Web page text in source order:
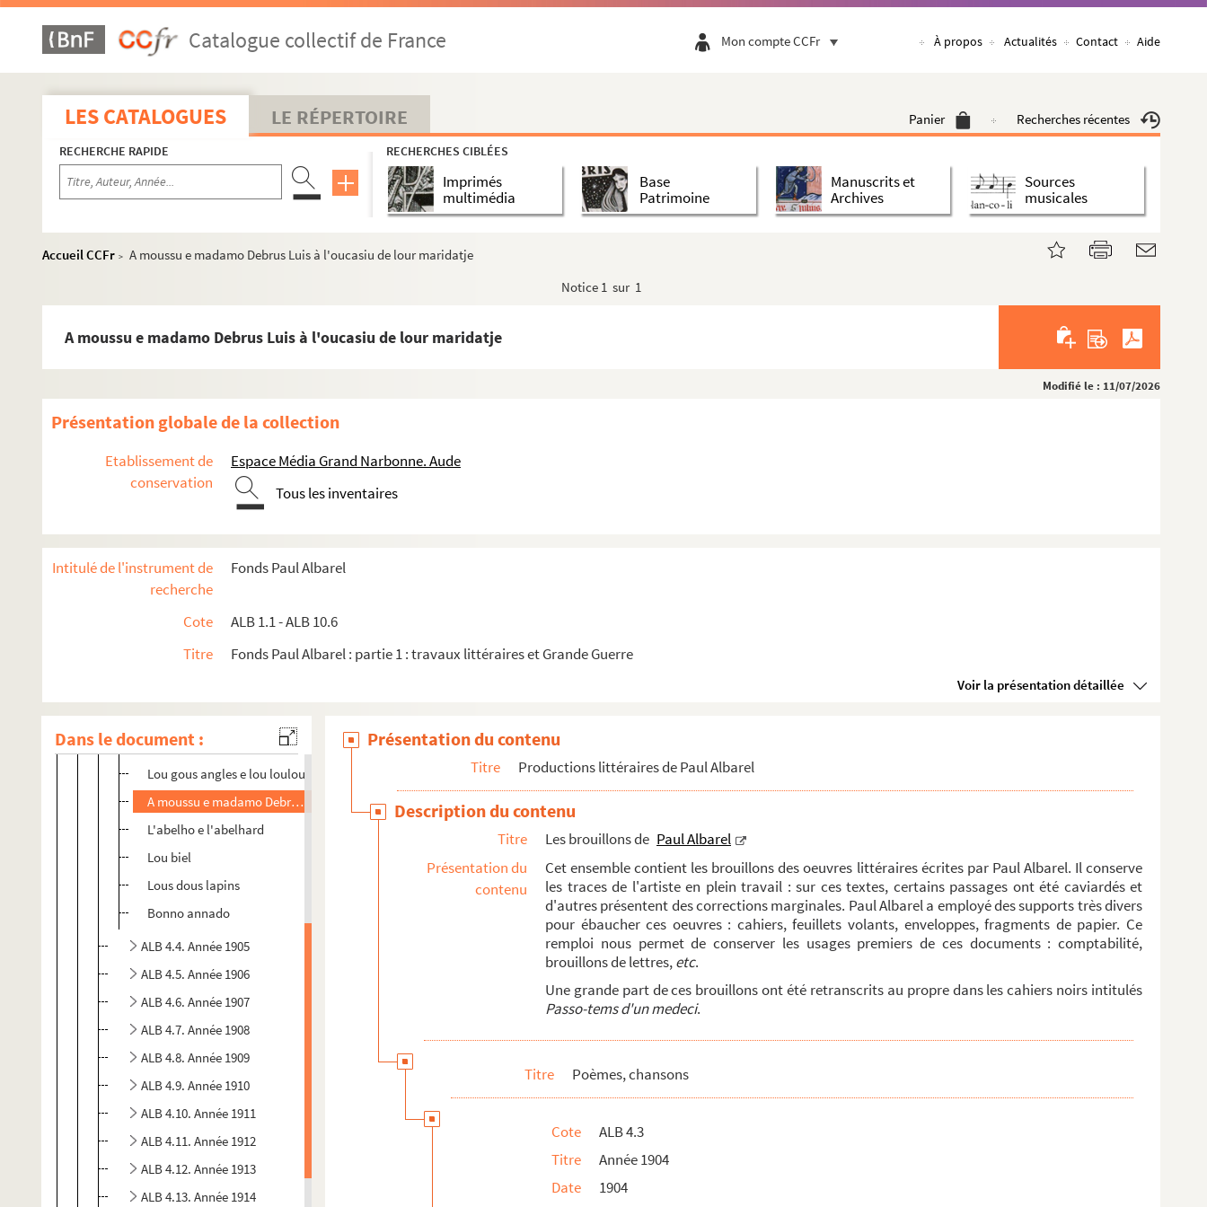
Catalogue collectif de France Mon compte CCFr À propos Actualités Contact Aide
LES CATALOGUES LE RÉPERTOIRE Panier Recherches récentes
RECHERCHE RAPIDE RECHERCHES CIBLÉES
Imprimés
multimédia
Base
Patrimoine
Manuscrits et
Archives
Sources
musicales
Accueil CCFr > A moussu e madamo Debrus Luis à l'oucasiu de lour maridatje
Notice 1 sur 1
A moussu e madamo Debrus Luis à l'oucasiu de lour maridatje
Modifié le : 11/07/2026
Présentation globale de la collection
Etablissement de
conservation
Espace Média Grand Narbonne. Aude
Tous les inventaires
Intitulé de l'instrument de
recherche
Fonds Paul Albarel
Cote
ALB 1.1 - ALB 10.6
Titre
Fonds Paul Albarel : partie 1 : travaux littéraires et Grande Guerre
Voir la présentation détaillée
Dans le document :
Documents de famille
Les brouillons de Paul Albarel
Poèmes, chansons
ALB 4.1. Année 1900
ALB 4.3. Année 1904
Bonno annado
Lou gra de blad e lou gra de cibado
Maridatje
Lou poul miedjournal
Lou gous angles e lou loulou
A moussu e madamo Debrus Luis à l'oucasiu de lour maridatje
L'abelho e l'abelhard
Lou biel
Lous dous lapins
Bonno annado
ALB 4.4. Année 1905
ALB 4.5. Année 1906
ALB 4.6. Année 1907
ALB 4.7. Année 1908
ALB 4.8. Année 1909
ALB 4.9. Année 1910
ALB 4.10. Année 1911
ALB 4.11. Année 1912
ALB 4.12. Année 1913
ALB 4.13. Année 1914
Présentation du contenu
Titre Productions littéraires de Paul Albarel
Description du contenu
Titre Les brouillons de Paul Albarel
Présentation du
contenu
Cet ensemble contient les brouillons des oeuvres littéraires écrites par Paul Albarel. Il conserve
les traces de l'artiste en plein travail : sur ces textes, certains passages ont été caviardés et
d'autres présentent des corrections marginales. Paul Albarel a employé des supports très divers
pour ébaucher ces oeuvres : cahiers, feuillets volants, enveloppes, fragments de papier. Ce
remploi nous permet de conserver les usages premiers de ces documents : comptabilité,
brouillons de lettres,etc.
Une grande part de ces brouillons ont été retranscrits au propre dans les cahiers noirs intitulés
Passo-tems d'un medeci.
Titre Poèmes, chansons
Cote
ALB 4.3
Titre
Année 1904
Date
1904